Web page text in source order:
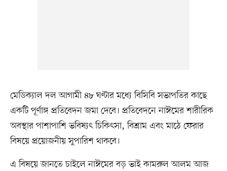
মেডিক্যাল দল আগামী ৪৮ ঘণ্টার মধ্যে বিসিবি সভাপতির কাছে
একটি পূর্ণাঙ্গ প্রতিবেদন জমা দেবে। প্রতিবেদনে নাঈমের শারীরিক
অবস্থার পাশাপাশি ভবিষ্যৎ চিকিৎসা, বিশ্রাম এবং মাঠে ফেরার
বিষয়ে প্রয়োজনীয় সুপারিশ থাকবে।
এ বিষয়ে জানতে চাইলে নাঈমের বড় ভাই কামরুল আলম আজ